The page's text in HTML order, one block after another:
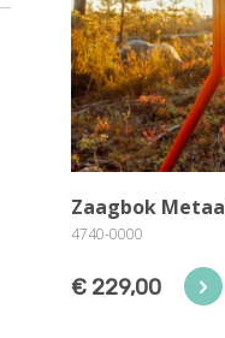
Zaagbok
4740-0000
€ 229,00